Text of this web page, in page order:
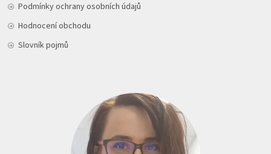
Podmínky ochrany osobních údajů
Hodnocení obchodu
Slovník pojmů